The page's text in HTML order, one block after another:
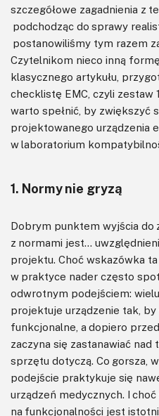
szczegółowe zagadnienia z
podchodząc do sprawy
postanowiliśmy tym razem
Czytelnikom nieco inną
klasycznego artykułu,
checklistę EMC, czyli zestaw
warto spełnić, by zwiększyć
projektowanego urządzenia
w laboratorium
1. Normy nie gryzą
Dobrym punktem wyjścia do
z normami jest…
projektu. Choć wskazówka ta
w praktyce nader często
odwrotnym podejściem:
projektuje urządzenie tak, by
funkcjonalne, a dopiero
zaczyna się zastanawiać
sprzętu dotyczą. Co gorsza,
podejście praktykuje się
urządzeń medycznych. I
na funkcjonalności jest